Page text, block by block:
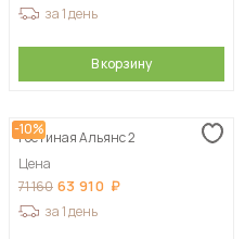
за 1 день
В корзину
-10%
Гостиная Альянс 2
Цена
71 160 63 910
за 1 день